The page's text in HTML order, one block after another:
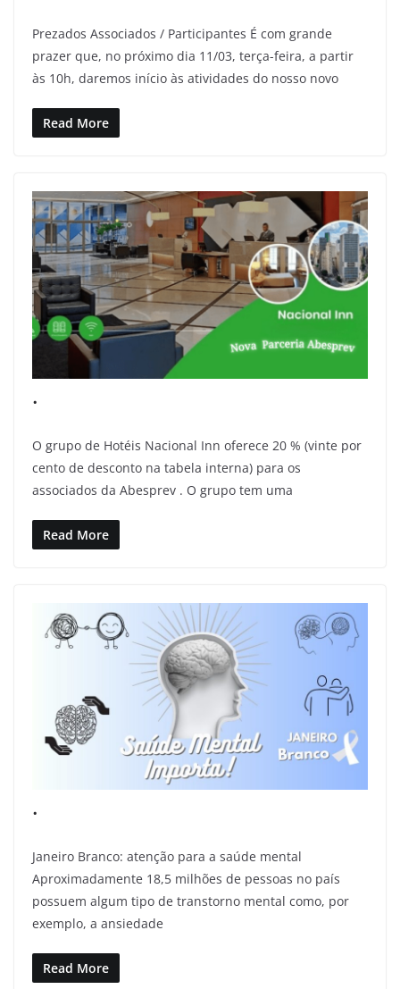
Prezados Associados / Participantes É com grande
prazer que, no próximo dia 11/03, terça-feira, a partir
às 10h, daremos início às atividades do nosso novo
Read More
.
O grupo de Hotéis Nacional Inn oferece 20 % (vinte por
cento de desconto na tabela interna) para os
associados da Abesprev . O grupo tem uma
Read More
.
Janeiro Branco: atenção para a saúde mental
Aproximadamente 18,5 milhões de pessoas no país
possuem algum tipo de transtorno mental como, por
exemplo, a ansiedade
Read More